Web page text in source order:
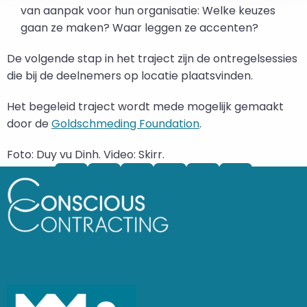
van aanpak voor hun organisatie: Welke keuzes
gaan ze maken? Waar leggen ze accenten?
De volgende stap in het traject zijn de ontregelsessies
die bij de deelnemers op locatie plaatsvinden.
Het begeleid traject wordt mede mogelijk gemaakt
door deGoldschmeding Foundation.
Foto: Duy vu Dinh. Video: Skirr.